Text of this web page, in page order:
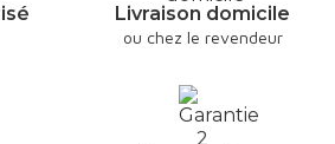
Livraison domicile
ou chez le revendeur